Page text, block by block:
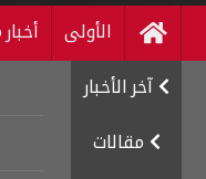
الأولى
آخر الأخبار
مقالات